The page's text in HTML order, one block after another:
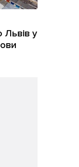
Львів у